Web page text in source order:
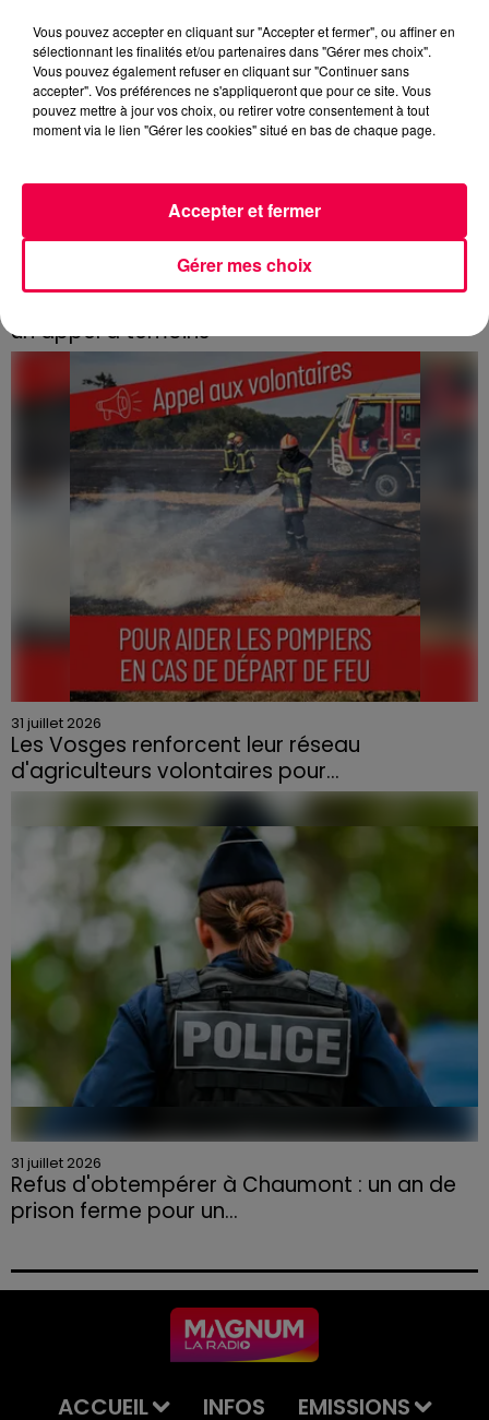
3 août 2026
un appel à témoins
Le feu, parti d'une haie avant de se propager au
quartier résidentiel, avait détruit deux habitations et
contraint à l'évacuation d'une centaine de personnes.
31 juillet 2026
Les Vosges renforcent leur réseau
d'agriculteurs volontaires pour...
Face à la sécheresse et aux risques de départs de feu,
la Chambre d'agriculture des Vosges a lancé un appel
aux agriculteurs volontaires pour venir en aide...
31 juillet 2026
Refus d'obtempérer à Chaumont : un an de
prison ferme pour un...
permis et la confiscation de son véhicule.
ACCUEIL INFOS EMISSIONS
Vous pouvez accepter en cliquant sur "Accepter et fermer", ou affiner en
sélectionnant les finalités et/ou partenaires dans "Gérer mes choix".
Vous pouvez également refuser en cliquant sur "Continuer sans
accepter". Vos préférences ne s'appliqueront que pour ce site. Vous
pouvez mettre à jour vos choix, ou retirer votre consentement à tout
moment via le lien "Gérer les cookies" situé en bas de chaque page.
Gérer mes choix
Accepter et fermer